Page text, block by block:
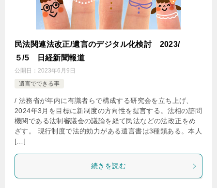
民法関連法改正/遺言のデジタル化検討 2023/
５/5 日経新聞報道
公開日： 2023年6月9日
遺言でできる事
/ 法務省が年内に有識者らで構成する研究会を立ち上げ、
2024年3月を目標に新制度の方向性を提言する。法相の諮問
機関である法制審議会の議論を経て民法などの法改正をめ
ざす。 現行制度で法的効力がある遺言書は3種類ある。本人
[…]
続きを読む